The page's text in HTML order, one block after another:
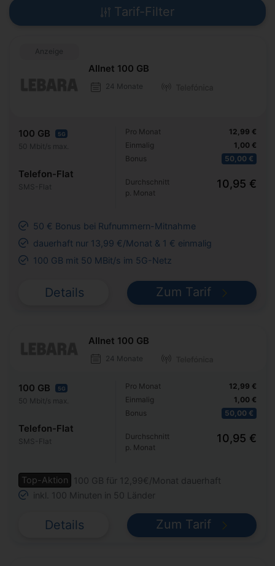
Tarif-Filter
Anzeige
Allnet 100 GB
24 Monate
100 GB 5G
50 Mbit/s max.
Telefon-Flat
SMS-Flat
Pro Monat
Einmalig
Bonus
12,99 €
1,00 €
50,00 €
Durchschnitt
p. Monat
10,95 €
50 € Bonus bei Rufnummern-Mitnahme
dauerhaft nur 13,99 €/Monat & 1 € einmalig
100 GB mit 50 MBit/s im 5G-Netz
Details Zum Tarif
Allnet 100 GB
24 Monate
100 GB 5G
50 Mbit/s max.
Telefon-Flat
SMS-Flat
Pro Monat
Einmalig
Bonus
12,99 €
1,00 €
50,00 €
Durchschnitt
p. Monat
10,95 €
Top-Aktion
100 GB für 12,99€/Monat dauerhaft
inkl. 100 Minuten in 50 Länder
Details Zum Tarif